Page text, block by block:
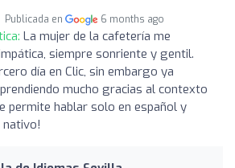
Publicada en 6 months ago
La mujer de la cafetería me
siempre sonriente y gentil.
día en Clic, sin embargo ya
mucho gracias al contexto
permite hablar solo en español y
nativo!